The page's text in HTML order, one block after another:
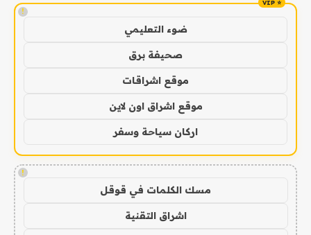
!
ضوء التعليمي
صحيفة برق
موقع اشراقات
موقع اشراق اون لاين
اركان سياحة وسفر
!
مسك الكلمات في قوقل
اشراق التقنية